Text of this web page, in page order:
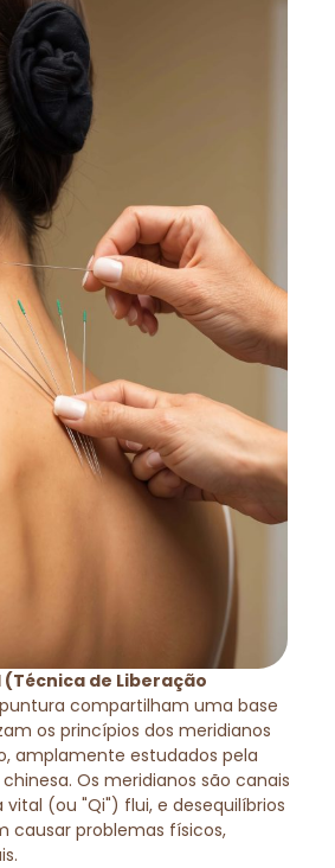
(Técnica de Liberação
compartilham uma base
os princípios dos meridianos
amplamente estudados pela
Os meridianos são canais
vital (ou "Qi") flui, e desequilíbrios
causar problemas físicos,